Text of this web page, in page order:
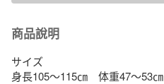
商品說明
サイズ
身長105〜115㎝　体重47〜53㎝